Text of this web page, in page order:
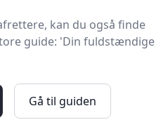
kan du også finde
guide: 'Din fuldstændige
Gå til guiden